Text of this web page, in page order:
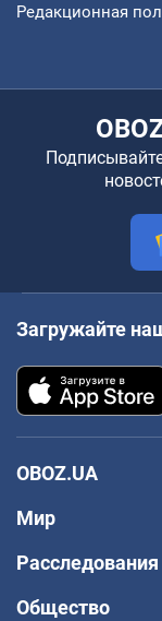
Редакционная
Загружайте
OBOZ.UA
Мир
Расследования
Общество